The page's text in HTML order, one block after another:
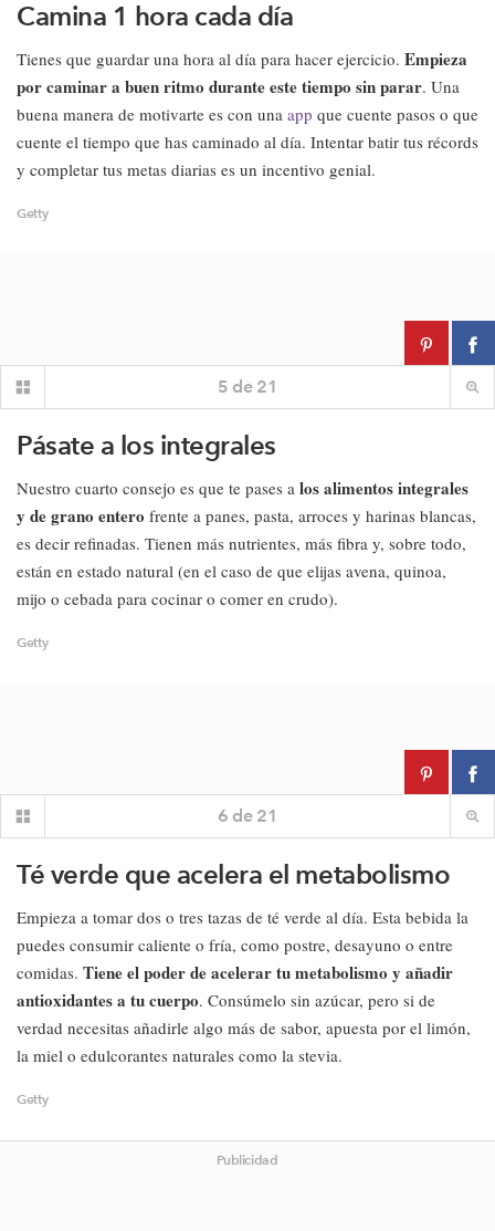
Camina 1 hora cada día
Tienes que guardar una hora al día para hacer ejercicio. Empieza
por caminar a buen ritmo durante este tiempo sin parar. Una
buena manera de motivarte es con una app que cuente pasos o que
cuente el tiempo que has caminado al día. Intentar batir tus récords
y completar tus metas diarias es un incentivo genial.
Getty
5 de 21
Pásate a los integrales
Nuestro cuarto consejo es que te pases a los alimentos integrales
y de grano entero frente a panes, pasta, arroces y harinas blancas,
es decir refinadas. Tienen más nutrientes, más fibra y, sobre todo,
están en estado natural (en el caso de que elijas avena, quinoa,
mijo o cebada para cocinar o comer en crudo).
Getty
6 de 21
Té verde que acelera el metabolismo
Empieza a tomar dos o tres tazas de té verde al día. Esta bebida la
puedes consumir caliente o fría, como postre, desayuno o entre
comidas. Tiene el poder de acelerar tu metabolismo y añadir
antioxidantes a tu cuerpo. Consúmelo sin azúcar, pero si de
verdad necesitas añadirle algo más de sabor, apuesta por el limón,
la miel o edulcorantes naturales como la stevia.
Getty
Publicidad